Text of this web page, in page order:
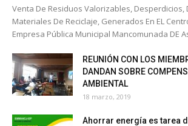
Venta De Residuos Valorizables, Desperdicios,
Materiales De Reciclaje, Generados En EL
Empresa Pública Municipal Mancomunada DE
REUNIÓN CON LOS
DANDAN SOBRE
AMBIENTAL
18 marzo, 2019
Ahorrar energía es tarea